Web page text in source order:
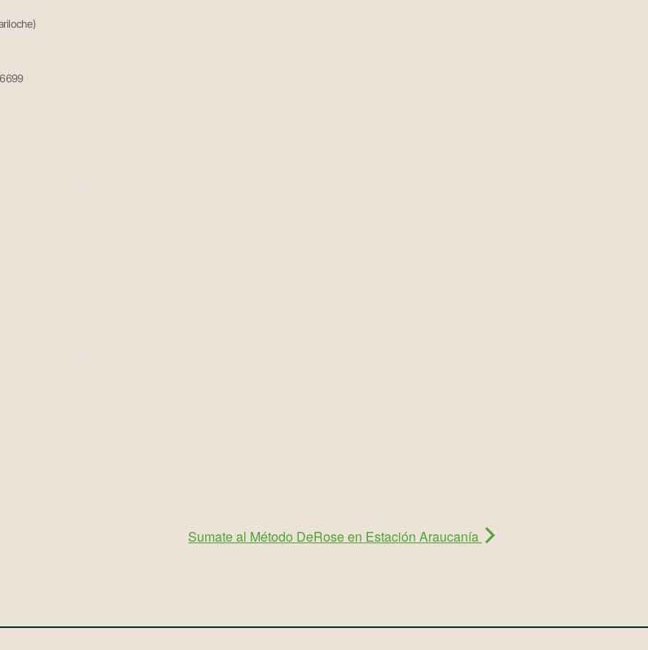
Sumate al Método DeRose en Estación Araucanía